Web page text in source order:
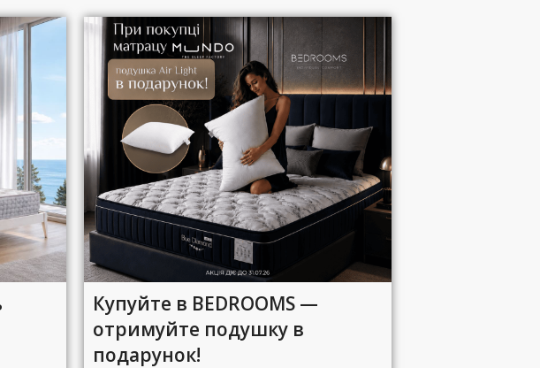
Купуйте в BEDROOMS —
отримуйте подушку в
подарунок!